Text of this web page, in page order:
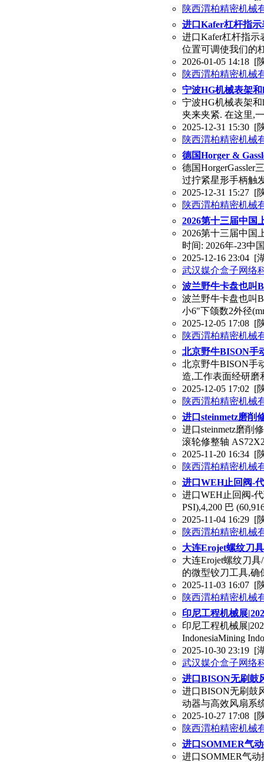
陕西渭柏精密机械
进口Kafer杠杆指
进口Kafer杠杆指
位置可调使我们的
2026-01-05 14:18 [
陕西渭柏精密机械
宁波HG机械表架
宁波HG机械表架和
夹来夹紧. 在这里,
2025-12-31 15:30 [
陕西渭柏精密机械
德国Horger &
德国HorgerGassler
过拧紧星形手柄触
2025-12-31 15:27 [
陕西渭柏精密机械
2026第十三届中国
2026第十三届中国
时间: 2026年-23中
2025-12-16 23:04 [
武汉媒介盒子网络
波兰野牛卡盘也叫
波兰野牛卡盘也叫
小6"下颌数2外径
2025-12-05 17:08 [
陕西渭柏精密机械
北京野牛BISON手
北京野牛BISON手
造,工作表面经研磨
2025-12-05 17:02 [
陕西渭柏精密机械
进口steinmetz磨削
进口steinmetz磨削
滚轮修整轴
2025-11-20 16:34 [
陕西渭柏精密机械
进口WEH止回阀-
进口WEH止回阀-
PSI),4,200 巴
2025-11-04 16:29 [
陕西渭柏精密机械
大连Erojet螺纹刀
大连Erojet螺纹刀
的微型铰刀工具,确
2025-11-03 16:07 [
陕西渭柏精密机械
印尼工程机械展
印尼工程机械展
IndonesiaMining
2025-10-30 23:19 [
武汉媒介盒子网络
进口BISON无刷鼓
进口BISON无刷鼓
动器与高效风扇系
2025-10-27 17:08 [
陕西渭柏精密机械
进口SOMMER气
进口SOMMER气